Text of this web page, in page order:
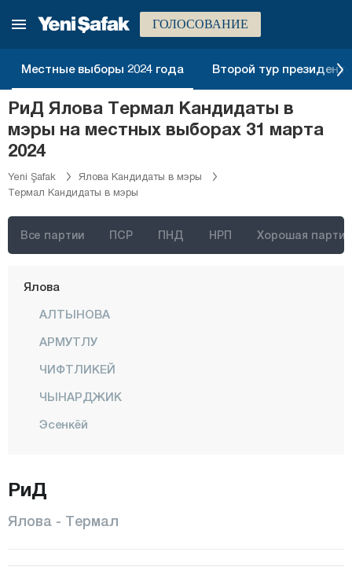
ГОЛОСОВАНИЕ
Местные выборы 2024 года Второй тур
РиД Ялова Термал Кандидаты в
мэры на местных выборах 31 марта
2024
Yeni Şafak
Ялова Кандидаты в мэры
Термал Кандидаты в мэры
Все партии ПСР ПНД НРП Хорошая партия
Синоп
Сивас
Текирдаг
Токат
Трабзон
Тунджели
Ван
Ялова
АЛТЫНОВА
АРМУТЛУ
ЧИФТЛИКЕЙ
ЧЫНАРДЖИК
Эсенкёй
РиД
Ялова - Термал